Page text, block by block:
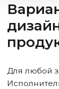
Для любой